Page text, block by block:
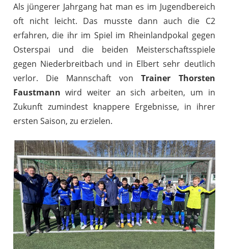
Als jüngerer Jahrgang hat man es im Jugendbereich
oft nicht leicht. Das musste dann auch die C2
erfahren, die ihr im Spiel im Rheinlandpokal gegen
Osterspai und die beiden Meisterschaftsspiele
gegen Niederbreitbach und in Elbert sehr deutlich
verlor. Die Mannschaft vonTrainer Thorsten
Faustmann wird weiter an sich arbeiten, um in
Zukunft zumindest knappere Ergebnisse, in ihrer
ersten Saison, zu erzielen.